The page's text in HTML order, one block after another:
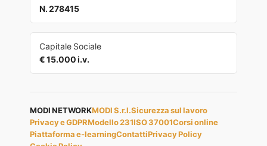
N. 278415
Capitale Sociale
€ 15.000 i.v.
MODI NETWORKMODI S.r.l.Sicurezza sul lavoro
Privacy e GDPRModello 231ISO 37001Corsi online
Piattaforma e-learningContattiPrivacy Policy